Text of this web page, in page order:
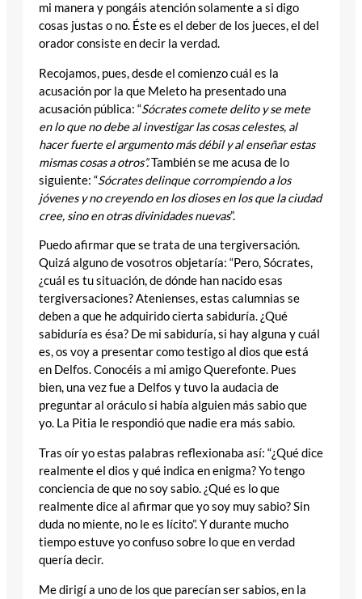
mi manera y pongáis atención solamente a si digo
cosas justas o no. Éste es el deber de los jueces, el del
orador consiste en decir la verdad.
Recojamos, pues, desde el comienzo cuál es la
acusación por la que Meleto ha presentado una
acusación pública: “Sócrates comete delito y se mete
en lo que no debe al investigar las cosas celestes, al
hacer fuerte el argumento más débil y al enseñar estas
mismas cosas a otros”.También se me acusa de lo
siguiente: “Sócrates delinque corrompiendo a los
jóvenes y no creyendo en los dioses en los que la ciudad
cree, sino en otras divinidades nuevas”.
Puedo afirmar que se trata de una tergiversación.
Quizá alguno de vosotros objetaría: “Pero, Sócrates,
¿cuál es tu situación, de dónde han nacido esas
tergiversaciones? Atenienses, estas calumnias se
deben a que he adquirido cierta sabiduría. ¿Qué
sabiduría es ésa? De mi sabiduría, si hay alguna y cuál
es, os voy a presentar como testigo al dios que está
en Delfos. Conocéis a mi amigo Querefonte. Pues
bien, una vez fue a Delfos y tuvo la audacia de
preguntar al oráculo si había alguien más sabio que
yo. La Pitia le respondió que nadie era más sabio.
Tras oír yo estas palabras reflexionaba así: “¿Qué dice
realmente el dios y qué indica en enigma? Yo tengo
conciencia de que no soy sabio. ¿Qué es lo que
realmente dice al afirmar que yo soy muy sabio? Sin
duda no miente, no le es lícito”. Y durante mucho
tiempo estuve yo confuso sobre lo que en verdad
quería decir.
Me dirigí a uno de los que parecían ser sabios, en la